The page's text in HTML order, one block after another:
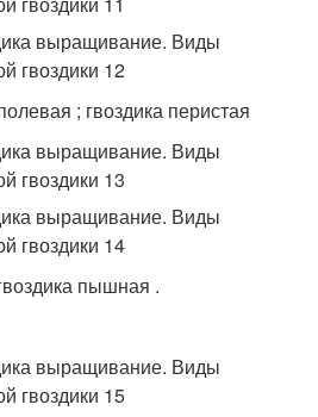
; гвоздика перистая
пышная .